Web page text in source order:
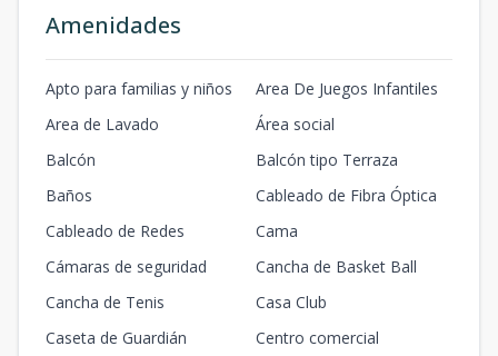
3 m2- m2
Amenidades
Apto para familias y niños
Area De Juegos Infantiles
Area de Lavado
Área social
Balcón
Balcón tipo Terraza
Baños
Cableado de Fibra Óptica
Cableado de Redes
Cama
Cámaras de seguridad
Cancha de Basket Ball
Cancha de Tenis
Casa Club
Caseta de Guardián
Centro comercial